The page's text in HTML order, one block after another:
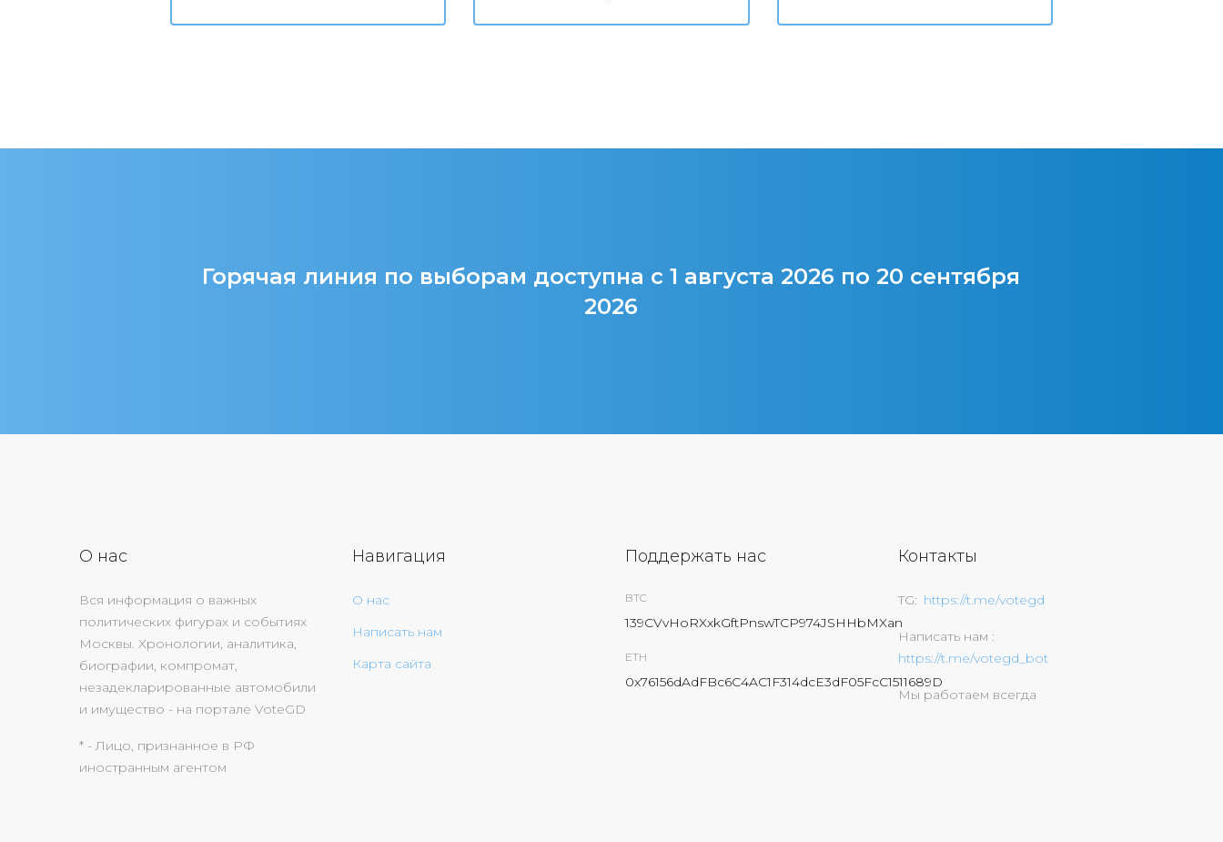
Горячая линия по выборам доступна с 1 августа 2026 по 20 сентября
2026
О нас
Вся информация о важных
политических фигурах и событиях
Москвы. Хронологии, аналитика,
биографии, компромат,
незадекларированные автомобили
и имущество - на портале VoteGD
* - Лицо, признанное в РФ
иностранным агентом
Навигация
О нас
Написать нам
Карта сайта
Поддержать нас
BTC
139CVvHoRXxkGftPnswTCP974JSHHbMXan
ETH
0x76156dAdFBc6C4AC1F314dcE3dF05FcC1511689D
Контакты
TG https://t.me/votegd
Написать нам
https://t.me/votegd_bot
Мы работаем всегда